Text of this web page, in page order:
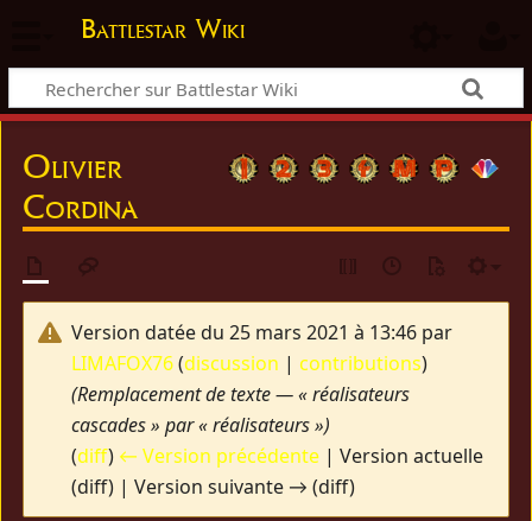
Battlestar Wiki
Olivier
Cordina
Version datée du 25 mars 2021 à 13:46 par
LIMAFOX76(discussion | contributions)
(Remplacement de texte — « réalisateurs
cascades » par « réalisateurs »)
(diff) ← Version précédente | Version actuelle
(diff) | Version suivante → (diff)